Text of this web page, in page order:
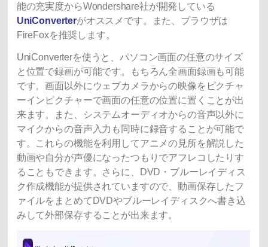
能の充実度からWondershare社が開発している
UniConverterがオススメです。また、ブラウザは
FireFoxを推奨します。
UniConverterを使うと、パソコン画面の任意のサイズ
と位置で録画が可能です。もちろん全画面録画も可能
です。画面以外にウェブカメラからの映像をピクチャ
ーインピクチャーで画面の任意の位置に置くことが出
来ます。また、システムオーディオからの音声以外に
マイクからの音声入力も同時に録音することが可能で
す。これらの機能を利用してアニメの見所を解説した
動画や自分が声優になったつもりでアフレコしたりす
ることもできます。さらに、DVD・ブルーレイディス
ク作成機能が提供されていますので、動画保存したフ
ァイルをまとめてDVDやブルーレイディスクへ書き込
みして外部保存することが出来ます。